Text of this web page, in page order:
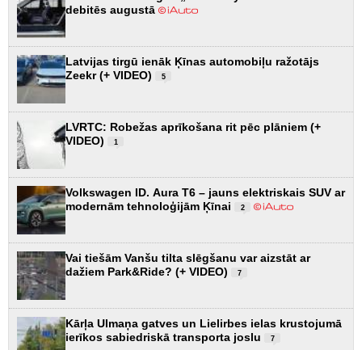
debitēs augustā
Latvijas tirgū ienāk Ķīnas automobiļu ražotājs
Zeekr (+ VIDEO)
5
LVRTC: Robežas aprīkošana rit pēc plāniem (+
VIDEO)
1
Volkswagen ID. Aura T6 – jauns elektriskais SUV ar
modernām tehnoloģijām Ķīnai
2
Vai tiešām Vanšu tilta slēgšanu var aizstāt ar
dažiem Park&Ride? (+ VIDEO)
7
Kārļa Ulmaņa gatves un Lielirbes ielas krustojumā
ierīkos sabiedriskā transporta joslu
7